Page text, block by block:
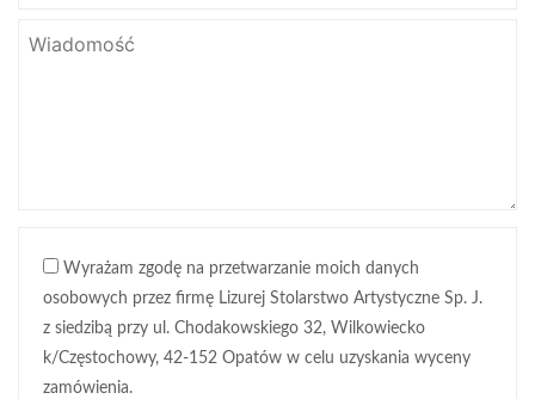
Wyrażam zgodę na przetwarzanie moich danych
osobowych przez firmę Lizurej Stolarstwo Artystyczne Sp. J.
z siedzibą przy ul. Chodakowskiego 32, Wilkowiecko
k/Częstochowy, 42-152 Opatów w celu uzyskania wyceny
zamówienia.